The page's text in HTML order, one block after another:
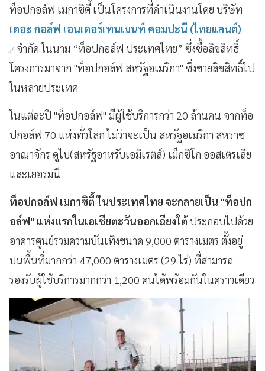
ท็อปกอล์ฟ เมกาซิตี้ เป็นโครงการที่ดำเนินงานโดย บริษัท
เดอะ กอล์ฟ เอนเตอร์เทนเมนท์ คอมปะนี (ไทยแลนด์)
จำกัด ในนาม “ท็อปกอล์ฟ ประเทศไทย” ซึ่งซื้อลิขสิทธิ์
โครงการมาจาก "ท็อปกอล์ฟ สหรัฐอเมริกา" ซึ่งขายลิขสิทธิ์ไป
ในหลายประเทศ
ในแต่ละปี "ท็อปกอล์ฟ" มีผู้ใช้บริการกว่า 20 ล้านคน จากท็อ
ปกอล์ฟ 70 แห่งทั่วโลก ไม่ว่าจะเป็น สหรัฐอเมริกา สหราช
อาณาจักร ดูไบ(สหรัฐอาหรับเอมิเรตส์) เม็กซิโก ออสเตรเลีย
และเยอรมนี
ท็อปกอล์ฟ เมกาซิตี้ ในประเทศไทย จะกลายเป็น "ท็อปก
อล์ฟ" แห่งแรกในเอเชียตะวันออกเฉียงใต้ประกอบไปด้วย
อาคารศูนย์รวมความบันเทิงขนาด 9,000 ตารางเมตร ตั้งอยู่
บนพื้นที่มากกว่า 47,000 ตารางเมตร (29 ไร่) ที่สามารถ
รองรับผู้ใช้บริการมากกว่า 1,200 คนได้พร้อมกันในคราวเดียว